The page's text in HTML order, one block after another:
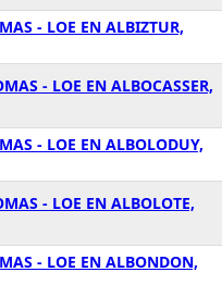
- LOE EN ALBIZTUR,
- LOE EN ALBOCASSER,
- LOE EN ALBOLODUY,
- LOE EN ALBOLOTE,
- LOE EN ALBONDON,